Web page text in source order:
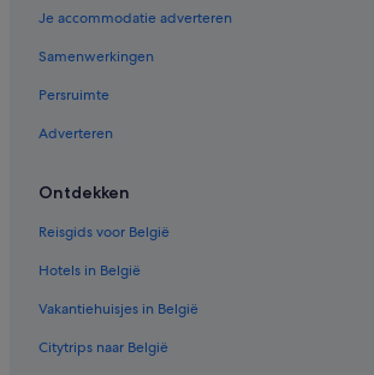
Appartementen in Alhaurin el Grande
Hotels in Benalmádena
Aparthotels in Benalmádena Costa
Pensions in La Cala de Mijas
Budget in Carihuela
Hotels in Málaga
Hotels met 5 sterren in Benalmádena Pueblo
Campings en stacaravans in La Cala de Mijas
Je accommodatie adverteren
Samenwerkingen
Persruimte
Adverteren
Ontdekken
Reisgids voor België
Hotels in België
Vakantiehuisjes in België
Citytrips naar België